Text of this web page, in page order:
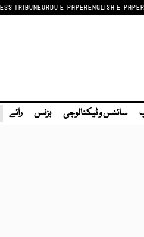
TRIBUNEURDU E-PAPERENGLISH E-PAPER
سائنس و ٹیکنالوجی بزنس رائے